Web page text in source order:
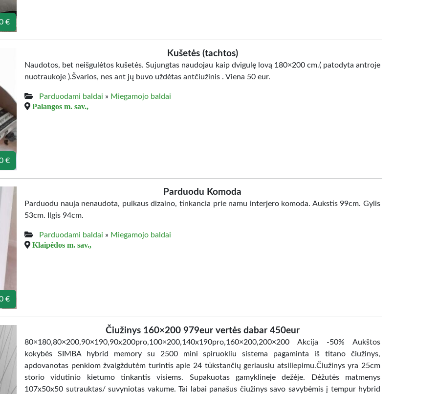
€
€
Kušetės (tachtos)
Naudotos, bet neišgulėtos kušetės. Sujungtas naudojau kaip dvigulę lovą 180×200 cm.( patodyta antroje
nuotraukoje ).Švarios, nes ant jų buvo uždėtas antčiužinis . Viena 50 eur.
Parduodami baldai » Miegamojo baldai
Palangos m. sav.,
€
Parduodu Komoda
Parduodu nauja nenaudota, puikaus dizaino, tinkancia prie namu interjero komoda. Aukstis 99cm. Gylis
53cm. Ilgis 94cm.
Parduodami baldai » Miegamojo baldai
Klaipėdos m. sav.,
Čiužinys 160×200 979eur vertės dabar 450eur
80×180,80×200,90×190,90x200pro,100×200,140x190pro,160×200,200×200 Akcija -50% Aukštos
kokybės SIMBA hybrid memory su 2500 mini spiruokliu sistema pagaminta iš titano čiužinys,
apdovanotas penkiom žvaigždutėm turintis apie 24 tūkstančių geriausiu atsiliepimu.Čiužinys yra 25cm
storio vidutinio kietumo tinkantis visiems. Supakuotas gamyklineje dežėje. Dėžutės matmenys
107x50x50 sutrauktas/ suvyniotas vakume. Tai labai panašus čiužinys savo savybėmis į tempur hybrid